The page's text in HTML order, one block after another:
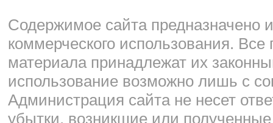
Cодержимое сайта предназначено
коммерческого использования.
материала принадлежат их
использование возможно лишь с
Администрация сайта не несет
убытки, возникшие или